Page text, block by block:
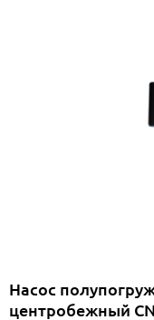
Насос
центробежный